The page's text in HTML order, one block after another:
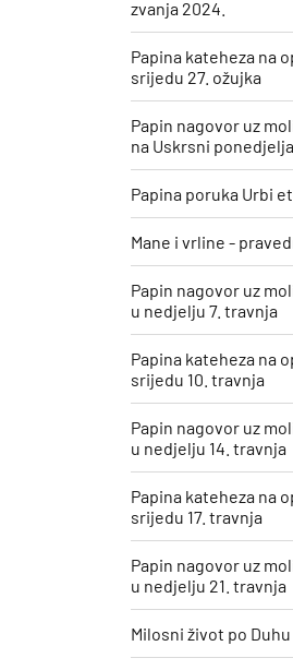
zvanja 2024.
Papina kateheza na
srijedu 27. ožujka
Papin nagovor uz
na Uskrsni
Papina poruka Urbi
Mane i vrline -
Papin nagovor uz
u nedjelju 7. travnja
Papina kateheza na
srijedu 10. travnja
Papin nagovor uz
u nedjelju 14. travnja
Papina kateheza na
srijedu 17. travnja
Papin nagovor uz
u nedjelju 21. travnja
Milosni život po Duhu